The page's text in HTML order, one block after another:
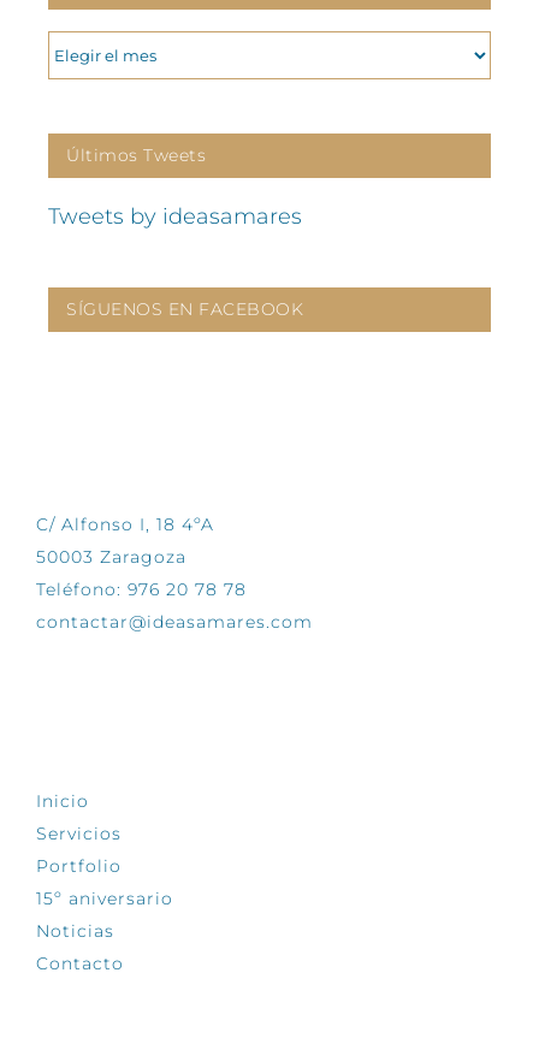
ARCHIVOS
Últimos Tweets
Tweets by ideasamares
SÍGUENOS EN FACEBOOK
C/ Alfonso I, 18 4ºA
50003 Zaragoza
Teléfono: 976 20 78 78
contactar@ideasamares.com
Inicio
Servicios
Portfolio
15º aniversario
Noticias
Contacto